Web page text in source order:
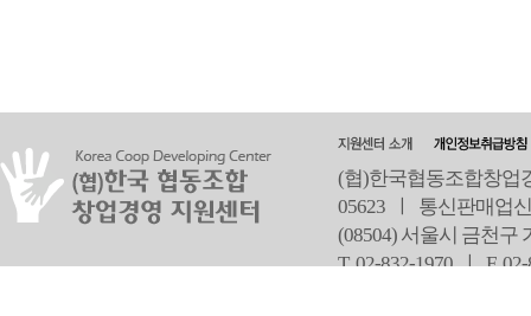
(협)한국협동조합창업
05623 ㅣ 통신판매업
(08504) 서울시 금천구
T 02-832-1970 ㅣF